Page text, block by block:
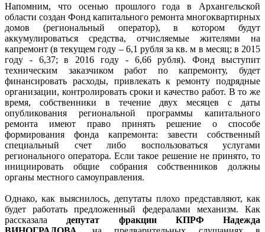
Напомним, что осенью прошлого года в Архангельской
области создан Фонд капитального ремонта многоквартирных
домов (региональный оператор), в котором будут
аккумулироваться средства, отчисляемые жителями на
капремонт (в текущем году – 6,1 рубля за кв. м в месяц; в 2015
году - 6,37; в 2016 году - 6,66 рубля). Фонд выступит
техническим заказчиком работ по капремонту, будет
финансировать расходы, привлекать к ремонту подрядные
организации, контролировать сроки и качество работ. В то же
время, собственники в течение двух месяцев с даты
опубликования региональной программы капитального
ремонта имеют право принять решение о способе
формирования фонда капремонта: завести собственный
специальный счет либо воспользоваться услугами
регионального оператора. Если такое решение не принято, то
инициировать общие собрания собственников должны
органы местного самоуправления.
Однако, как выяснилось, депутаты плохо представляют, как
будет работать предложенный федералами механизм. Как
рассказала депутат фракции КПРФ Надежда